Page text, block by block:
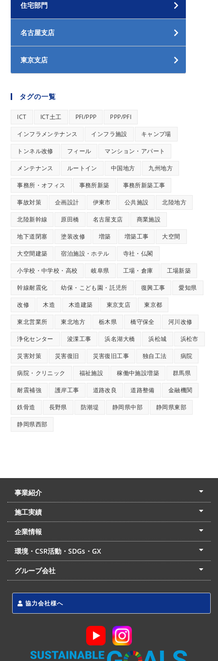
住宅部門
名古屋支店
東京支店
タグの一覧
ICT ICT土工 PFI/PPP PPP/PFI
インフラメンテナンス インフラ施設 キャンプ場
トンネル改修 フィール マンション・アパート
メンテナンス ルートイン 中国地方 九州地方
事務所・オフィス 事務所新築 事務所新築工事
事故対策 企画設計 伊東市 公共施設 北陸地方
北陸新幹線 原田橋 名古屋支店 商業施設
地下道閉塞 塗装改修 増築 増築工事 大空間
大空間建築 宿泊施設・ホテル 寺社・仏閣
小学校・中学校・高校 岐阜県 工場・倉庫 工場新築
幹線耐震化 幼保・こども園・託児所 復興工事 愛知県
改修 木造 木造建築 東京支店 東京都
東北営業所 東北地方 栃木県 橋守保全 河川改修
浄化センター 浚渫工事 浜名湖大橋 浜松城 浜松市
災害対策 災害復旧 災害復旧工事 独自工法 病院
病院・クリニック 福祉施設 稼働中施設増築 群馬県
耐震補強 護岸工事 道路改良 道路整備 金融機関
鉄骨造 長野県 防潮堤 静岡県中部 静岡県東部
静岡県西部
事業紹介
土木本部
建築本部
PPP・PFI
リフォーム・リノベーション
中村建設の家
施工実績
土木部門
建築部門
リフォーム部門
住宅部門
名古屋支店
東京支店
企業情報
会社概要
経営理念
沿革
リクルート
最新情報
お問合せ
環境・CSR活動・SDGs・GX
LSS流動化処理工法
CSR・SDGs・GX
発電事業
次世代ZEBオフィス
グループ会社
協力会社様へ